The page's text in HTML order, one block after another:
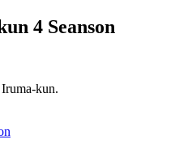
4 Seanson
kun.